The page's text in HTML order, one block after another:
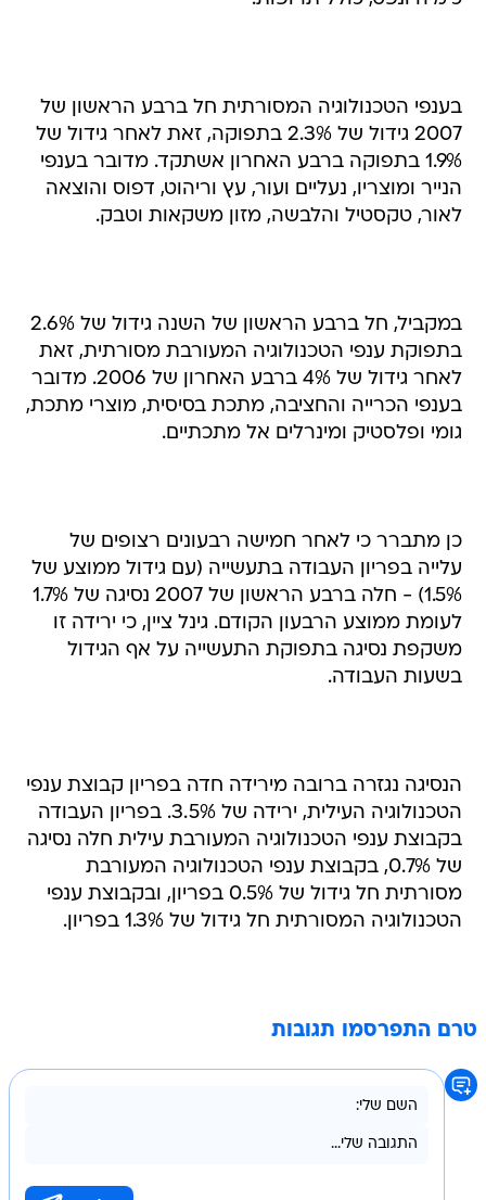
בענפי הטכנולוגיה המסורתית חל ברבע הראשון של
2007 גידול של 2.3% בתפוקה, זאת לאחר גידול של
1.9% בתפוקה ברבע האחרון אשתקד. מדובר בענפי
הנייר ומוצריו, נעליים ועור, עץ וריהוט, דפוס והוצאה
לאור, טקסטיל והלבשה, מזון משקאות וטבק.
במקביל, חל ברבע הראשון של השנה גידול של 2.6%
בתפוקת ענפי הטכנולוגיה המעורבת מסורתית, זאת
לאחר גידול של 4% ברבע האחרון של 2006. מדובר
בענפי הכרייה והחציבה, מתכת בסיסית, מוצרי מתכת,
גומי ופלסטיק ומינרלים אל מתכתיים.
כן מתברר כי לאחר חמישה רבעונים רצופים של
עלייה בפריון העבודה בתעשייה (עם גידול ממוצע של
1.5%) - חלה ברבע הראשון של 2007 נסיגה של 1.7%
לעומת ממוצע הרבעון הקודם. גינל ציין, כי ירידה זו
משקפת נסיגה בתפוקת התעשייה על אף הגידול
בשעות העבודה.
הנסיגה נגזרה ברובה מירידה חדה בפריון קבוצת ענפי
הטכנולוגיה העילית, ירידה של 3.5%. בפריון העבודה
בקבוצת ענפי הטכנולוגיה המעורבת עילית חלה נסיגה
של 0.7%, בקבוצת ענפי הטכנולוגיה המעורבת
מסורתית חל גידול של 0.5% בפריון, ובקבוצת ענפי
הטכנולוגיה המסורתית חל גידול של 1.3% בפריון.
טרם התפרסמו תגובות